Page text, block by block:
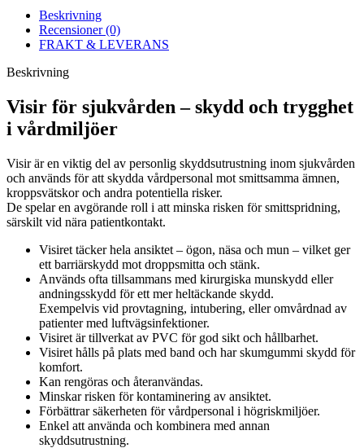
Beskrivning
Recensioner (0)
FRAKT & LEVERANS
Beskrivning
Visir för sjukvården – skydd och trygghet
i vårdmiljöer
Visir är en viktig del av personlig skyddsutrustning inom sjukvården
och används för att skydda vårdpersonal mot smittsamma ämnen,
kroppsvätskor och andra potentiella risker.
De spelar en avgörande roll i att minska risken för smittspridning,
särskilt vid nära patientkontakt.
Visiret täcker hela ansiktet – ögon, näsa och mun – vilket ger
ett barriärskydd mot droppsmitta och stänk.
Används ofta tillsammans med kirurgiska munskydd eller
andningsskydd för ett mer heltäckande skydd.
Exempelvis vid provtagning, intubering, eller omvårdnad av
patienter med luftvägsinfektioner.
Visiret är tillverkat av PVC för god sikt och hållbarhet.
Visiret hålls på plats med band och har skumgummi skydd för
komfort.
Kan rengöras och återanvändas.
Minskar risken för kontaminering av ansiktet.
Förbättrar säkerheten för vårdpersonal i högriskmiljöer.
Enkel att använda och kombinera med annan
skyddsutrustning.